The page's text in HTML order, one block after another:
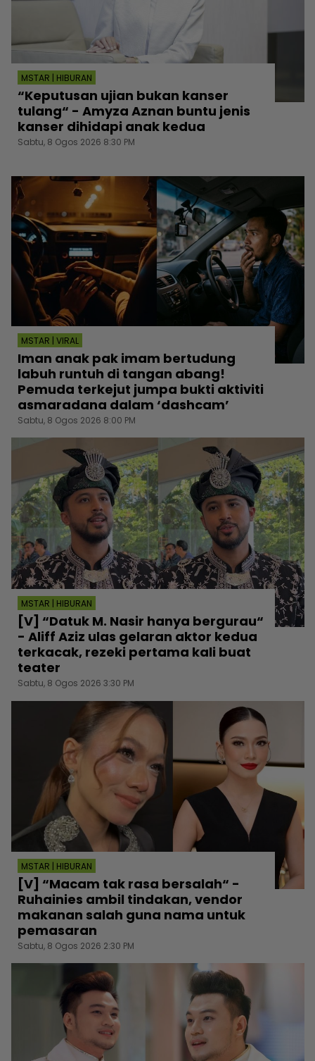
MSTAR | HIBURAN
“Keputusan ujian bukan kanser
tulang“ - Amyza Aznan buntu jenis
kanser dihidapi anak kedua
Sabtu, 8 Ogos 2026 8:30 PM
MSTAR | VIRAL
Iman anak pak imam bertudung
labuh runtuh di tangan abang!
Pemuda terkejut jumpa bukti aktiviti
asmaradana dalam ‘dashcam’
Sabtu, 8 Ogos 2026 8:00 PM
MSTAR | HIBURAN
[V] “Datuk M. Nasir hanya bergurau“
- Aliff Aziz ulas gelaran aktor kedua
terkacak, rezeki pertama kali buat
teater
Sabtu, 8 Ogos 2026 3:30 PM
MSTAR | HIBURAN
[V] “Macam tak rasa bersalah“ -
Ruhainies ambil tindakan, vendor
makanan salah guna nama untuk
pemasaran
Sabtu, 8 Ogos 2026 2:30 PM